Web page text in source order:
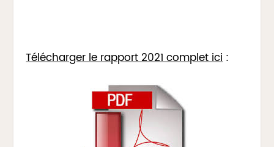
Télécharger le rapport 2021 complet ici: